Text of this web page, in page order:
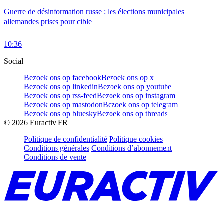
Guerre de désinformation russe : les élections municipales
allemandes prises pour cible
10:36
Social
Bezoek ons op facebookBezoek ons op x
Bezoek ons op linkedinBezoek ons op youtube
Bezoek ons op rss-feedBezoek ons op instagram
Bezoek ons op mastodonBezoek ons op telegram
Bezoek ons op blueskyBezoek ons op threads
© 2026 Euractiv FR
Politique de confidentialité Politique cookies
Conditions générales Conditions d’abonnement
Conditions de vente